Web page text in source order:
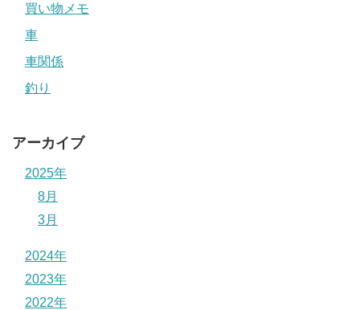
買い物メモ
車
車関係
釣り
アーカイブ
2025年
8月
3月
2024年
2023年
2022年